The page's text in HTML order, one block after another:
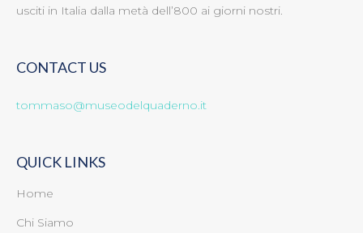
usciti in Italia dalla metà dell’800 ai giorni nostri.
CONTACT US
tommaso@museodelquaderno.it
QUICK LINKS
Home
Chi Siamo